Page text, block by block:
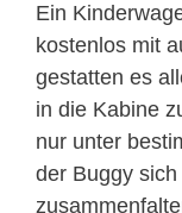
Ein
kostenlos mit
gestatten es
in die Kabine
nur unter
der Buggy